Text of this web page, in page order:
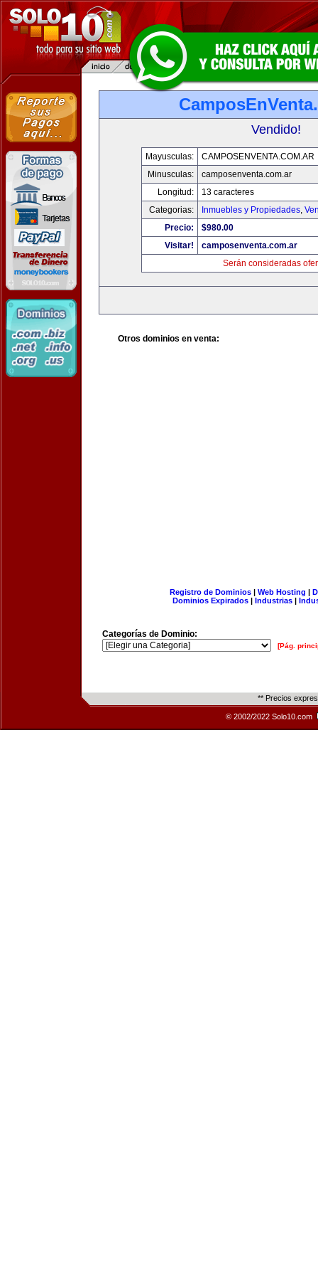
Vendido!
Mayusculas:
CAMPOSENVENTA.COM.AR
Minusculas:
camposenventa.com.ar
Longitud:
13 caracteres
Categorias:
Inmuebles y Propiedades,
Precio:
$980.00
Visitar!
camposenventa.com.ar
Serán consideradas
Otros dominios en venta:
Registro de Dominios| Web Hosting |
Dominios Expirados | Industrias |
Categorías de Dominio:
[Pág.
** Precios
© 2002/2022 Solo10.com